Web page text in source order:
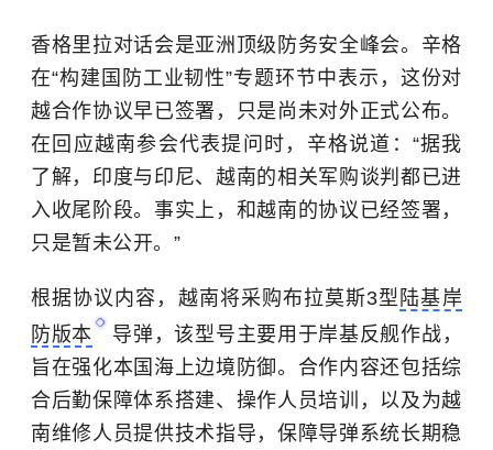
香格里拉对话会是亚洲顶级防务安全峰会。辛格
在“构建国防工业韧性”专题环节中表示，这份对
越合作协议早已签署，只是尚未对外正式公布。
在回应越南参会代表提问时，辛格说道：“据我
了解，印度与印尼、越南的相关军购谈判都已进
入收尾阶段。事实上，和越南的协议已经签署，
只是暂未公开。”
根据协议内容，越南将采购布拉莫斯3型 陆基岸
防版本
导弹，该型号主要用于岸基反舰作战，
旨在强化本国海上边境防御。合作内容还包括综
合后勤保障体系搭建、操作人员培训，以及为越
南维修人员提供技术指导，保障导弹系统长期稳